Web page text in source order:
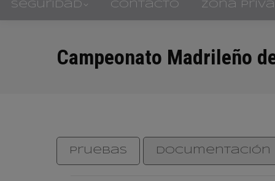
seguridad contacto zona
Campeonato Madrileño
Pruebas